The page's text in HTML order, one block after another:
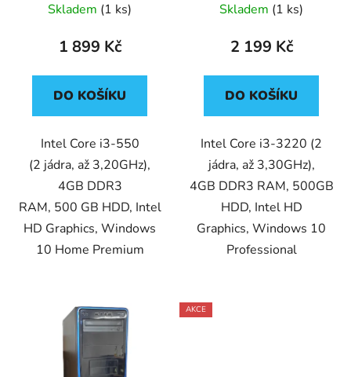
Skladem (1 ks)
1 899 Kč
DO KOŠÍKU
Intel Core i3-550
(2 jádra, až 3,20GHz),
4GB DDR3
RAM, 500 GB HDD, Intel
HD Graphics, Windows
10 Home Premium
Skladem (1 ks)
2 199 Kč
DO KOŠÍKU
Intel Core i3-3220 (2
jádra, až 3,30GHz),
4GB DDR3 RAM, 500GB
HDD, Intel HD
Graphics, Windows 10
Professional
AKCE